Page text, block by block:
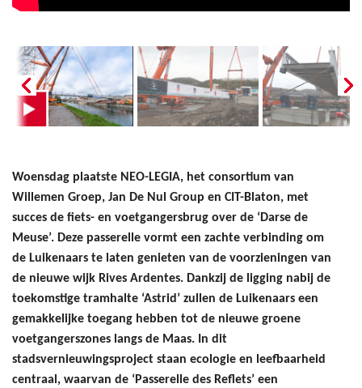
Woensdag plaatste NEO-LEGIA, het consortium van
Willemen Groep, Jan De Nul Group en CIT-Blaton, met
succes de fiets- en voetgangersbrug over de ‘Darse de
Meuse’. Deze passerelle vormt een zachte verbinding om
de Luikenaars te laten genieten van de voorzieningen van
de nieuwe wijk Rives Ardentes. Dankzij de ligging nabij de
toekomstige tramhalte ‘Astrid’ zullen de Luikenaars een
gemakkelijke toegang hebben tot de nieuwe groene
voetgangerszones langs de Maas. In dit
stadsvernieuwingsproject staan ecologie en leefbaarheid
centraal, waarvan de ‘Passerelle des Reflets’ een